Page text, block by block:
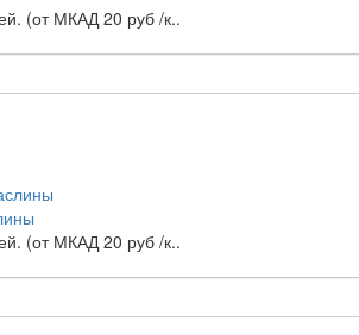
(от МКАД 20 руб /к..
(от МКАД 20 руб /к..